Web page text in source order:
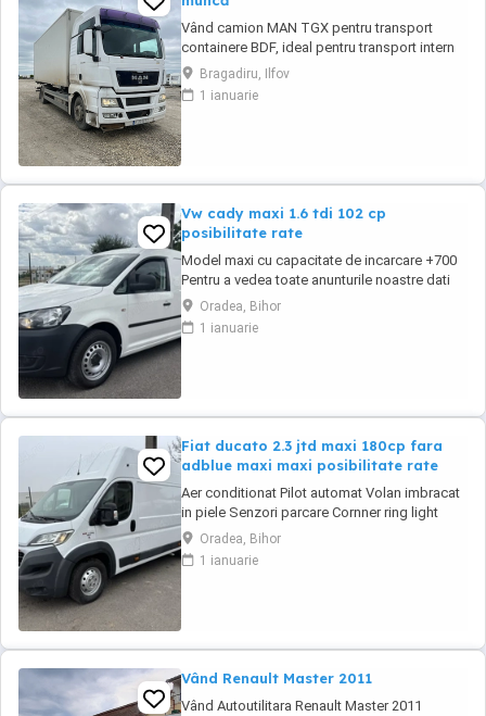
Vând camion MAN TGX pentru transport
containere BDF, ideal pentru transport intern
sau internațional. Tip: BDF (schimb
containere) An fabricație: 2009 Kilometraj:
600.000 km MMA: 18.000 kg Putere: 440 CP
Bragadiru, Ilfov
1 ianuarie
Vw cady maxi 1.6 tdi 102 cp
posibilitate rate
Model maxi cu capacitate de incarcare +700
Pentru a vedea toate anunturile noastre dati
Clik mai jos pe pagina la sectiunea Toate
anunturile acestui vanzator Comercializam o
gama variata de autoutilitare mici și mijlocii
Oradea, Bihor
1 ianuarie
Fiat ducato 2.3 jtd maxi 180cp fara
adblue maxi maxi posibilitate rate
Aer conditionat Pilot automat Volan imbracat
in piele Senzori parcare Cornner ring light
Lumini de zi Trei locuri fata Geamuri electrice
Inchidere centralizata Oglinzi electrice
incalzite Scaun sofer reglabil pe inaltime
Oradea, Bihor
1 ianuarie
Vând Renault Master 2011
Vând Autoutilitara Renault Master 2011